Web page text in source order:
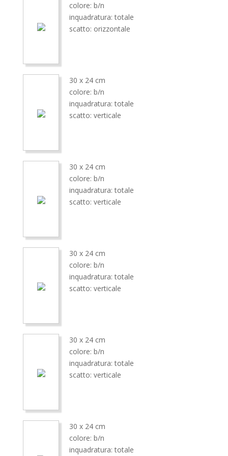
colore: b/n
inquadratura: totale
scatto: orizzontale
30 x 24 cm
colore: b/n
inquadratura: totale
scatto: verticale
30 x 24 cm
colore: b/n
inquadratura: totale
scatto: verticale
30 x 24 cm
colore: b/n
inquadratura: totale
scatto: verticale
30 x 24 cm
colore: b/n
inquadratura: totale
scatto: verticale
30 x 24 cm
colore: b/n
inquadratura: totale